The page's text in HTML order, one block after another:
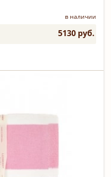
в наличии
5130 руб.